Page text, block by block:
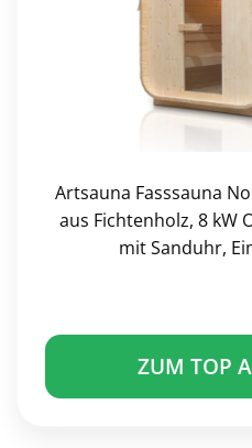
Artsauna Fasssauna
aus Fichtenholz, 8 kW
mit Sanduhr,
ZUM TOP